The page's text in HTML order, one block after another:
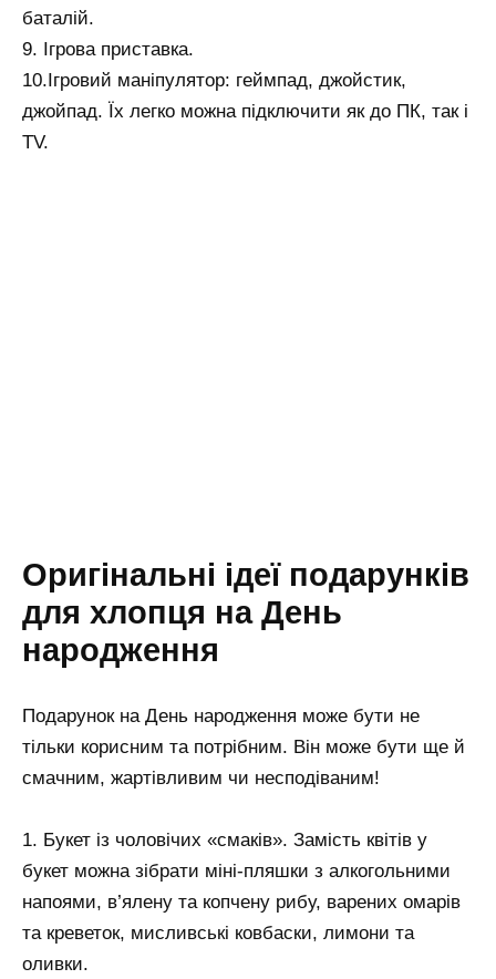
баталій.
9. Ігрова приставка.
10.Ігровий маніпулятор: геймпад, джойстик,
джойпад. Їх легко можна підключити як до ПК, так і
TV.
Оригінальні ідеї подарунків
для хлопця на День
народження
Подарунок на День народження може бути не
тільки корисним та потрібним. Він може бути ще й
смачним, жартівливим чи несподіваним!
1. Букет із чоловічих «смаків». Замість квітів у
букет можна зібрати міні-пляшки з алкогольними
напоями, в’ялену та копчену рибу, варених омарів
та креветок, мисливські ковбаски, лимони та
оливки.